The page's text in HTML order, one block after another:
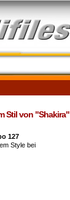
Stil von "Shakira"
127
Style bei